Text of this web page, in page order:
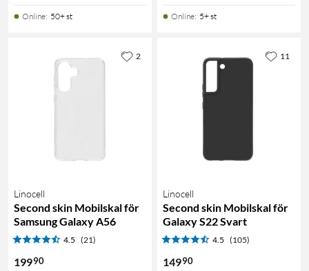
Online: 50+ st Online: 5+ st
Linocell
Second skin Mobilskal för
Samsung Galaxy A56
4.5 (21)
19990
2
Linocell
Second skin Mobilskal för
Galaxy S22 Svart
4.5 (105)
14990
11